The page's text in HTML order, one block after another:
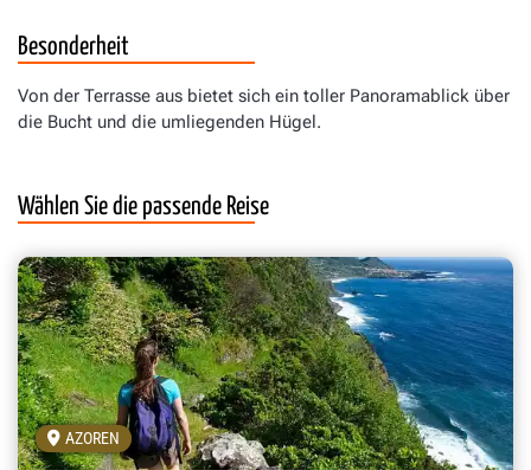
Besonderheit
Von der Terrasse aus bietet sich ein toller Panoramablick über
die Bucht und die umliegenden Hügel.
Wählen Sie die passende Reise
AZOREN